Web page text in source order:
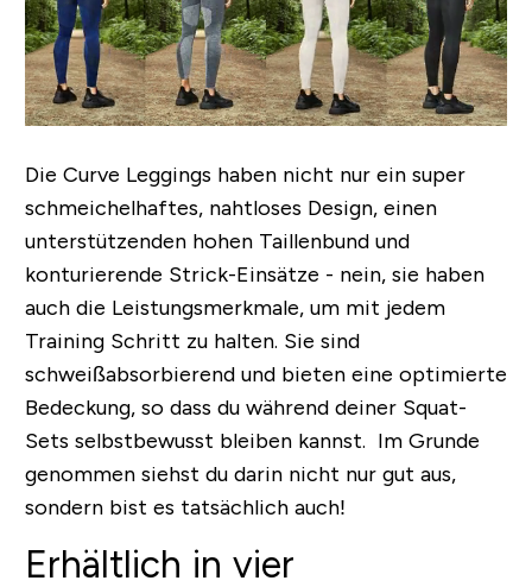
Die Curve Leggings haben nicht nur ein super
schmeichelhaftes, nahtloses Design, einen
unterstützenden hohen Taillenbund und
konturierende Strick-Einsätze - nein, sie haben
auch die Leistungsmerkmale, um mit jedem
Training Schritt zu halten. Sie sind
schweißabsorbierend und bieten eine optimierte
Bedeckung, so dass du während deiner Squat-
Sets selbstbewusst bleiben kannst. Im Grunde
genommen siehst du darin nicht nur gut aus,
sondern bist es tatsächlich auch!
Erhältlich in vier